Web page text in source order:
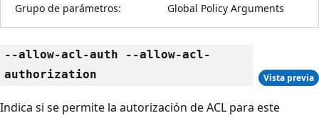
Grupo de parámetros: Global Policy Arguments
--allow-acl-auth --allow-acl-
authorization
Vista previa
Indica si se permite la autorización de ACL para este